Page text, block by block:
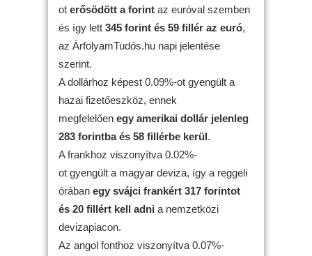
ot erősödött a forint az euróval szemben
és így lett 345 forint és 59 fillér az euró,
az ÁrfolyamTudós.hu napi jelentése
szerint.
A dollárhoz képest 0.09%-ot gyengült a
hazai fizetőeszköz, ennek
megfelelően egy amerikai dollár jelenleg
283 forintba és 58 fillérbe kerül.
A frankhoz viszonyítva 0.02%-
ot gyengült a magyar deviza, így a reggeli
órában egy svájci frankért 317 forintot
és 20 fillért kell adni a nemzetközi
devizapiacon.
Az angol fonthoz viszonyítva 0.07%-